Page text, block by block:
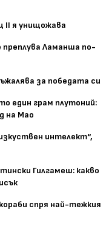
II я унищожава
преплува Ламанша по-
за победата си
един грам плутоний:
на Мао
интелект“,
Гилгамеш: какво
спря най-тежкия